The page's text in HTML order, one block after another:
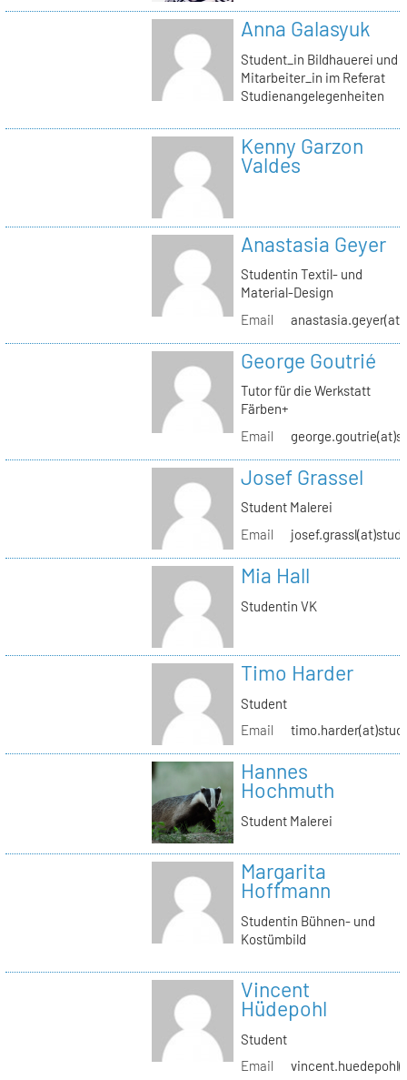
Anna Galasyuk
Student_in Bildhauerei und
Mitarbeiter_in im Referat
Studienangelegenheiten
Kenny Garzon
Valdes
Anastasia Geyer
Studentin Textil- und
Material-Design
Email
George Goutrié
Tutor für die Werkstatt
Färben+
Email
Josef Grassel
Student Malerei
Email
Mia Hall
Studentin VK
Timo Harder
Student
Email
Hannes
Hochmuth
Student Malerei
Margarita
Hoffmann
Studentin Bühnen- und
Kostümbild
Vincent
Hüdepohl
Student
Email